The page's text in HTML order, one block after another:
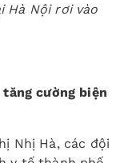
Hà Nội rơi vào
cường biện
Nhị Hà, các đội